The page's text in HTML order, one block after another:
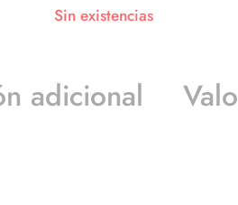
Sin existencias
adicional